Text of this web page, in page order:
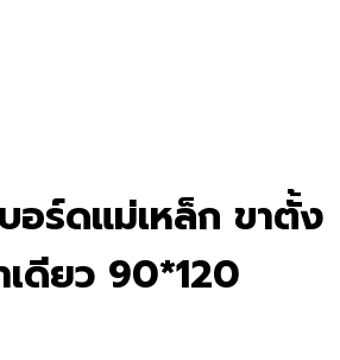
อร์ดแม่เหล็ก ขาตั้ง
ดียว 90*120